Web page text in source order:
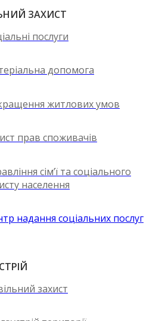
ЗАХИСТ
послуги
допомога
житлових умов
прав споживачів
сім’ї та соціального
населення
надання соціальних послуг
захист